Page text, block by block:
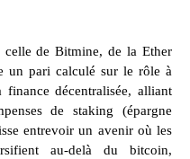
celle de Bitmine, de la Ether
un pari calculé sur le rôle à
décentralisée, alliant
de staking (épargne
entrevoir un avenir où les
au-delà du bitcoin,